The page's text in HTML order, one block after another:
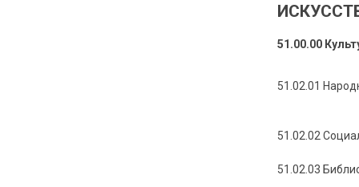
51.00.00
51.02.01
51.02.02
51.02.03